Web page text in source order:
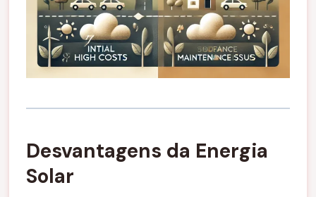
Desvantagens da Energia
Solar